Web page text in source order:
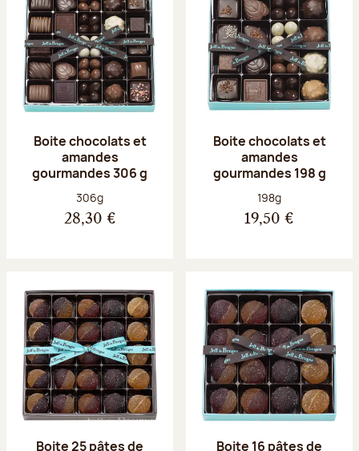
Boite chocolats et
amandes
gourmandes 306 g
Poids net :
306g
28,30 €
Boite chocolats et
amandes
gourmandes 198 g
Poids net :
198g
19,50 €
Boite 25 pâtes de Boite 16 pâtes de